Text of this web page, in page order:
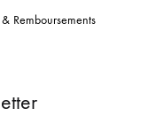
& Remboursements